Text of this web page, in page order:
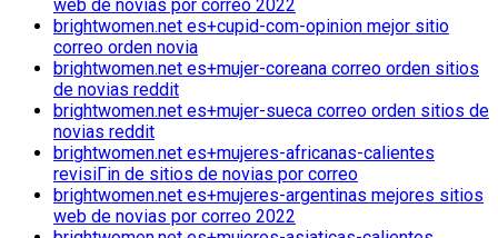
web de novias por correo 2022
brightwomen.net es+cupid-com-opinion mejor sitio
correo orden novia
brightwomen.net es+mujer-coreana correo orden sitios
de novias reddit
brightwomen.net es+mujer-sueca correo orden sitios de
novias reddit
brightwomen.net es+mujeres-africanas-calientes
revisiГіn de sitios de novias por correo
brightwomen.net es+mujeres-argentinas mejores sitios
web de novias por correo 2022